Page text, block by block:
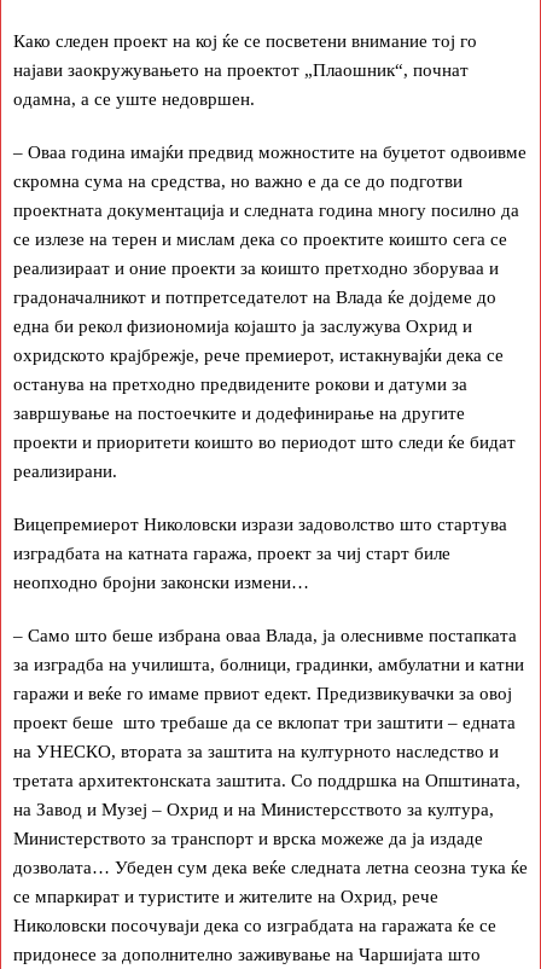
Како следен проект на кој ќе се посветени внимание тој го
најави заокружувањето на проектот „Плаошник“, почнат
одамна, а се уште недовршен.
– Оваа година имајќи предвид можностите на буџетот одвоивме
скромна сума на средства, но важно е да се до подготви
проектната документација и следната година многу посилно да
се излезе на терен и мислам дека со проектите коишто сега се
реализираат и оние проекти за коишто претходно зборуваа и
градоначалникот и потпретседателот на Влада ќе дојдеме до
една би рекол физиономија којашто ја заслужува Охрид и
охридското крајбрежје, рече премиерот, истакнувајќи дека се
останува на претходно предвидените рокови и датуми за
завршување на постоечките и додефинирање на другите
проекти и приоритети коишто во периодот што следи ќе бидат
реализирани.
Вицепремиерот Николовски изрази задоволство што стартува
изградбата на катната гаража, проект за чиј старт биле
неопходно бројни законски измени…
– Само што беше избрана оваа Влада, ја олеснивме постапката
за изградба на училишта, болници, градинки, амбулатни и катни
гаражи и веќе го имаме првиот едект. Предизвикувачки за овој
проект беше што требаше да се вклопат три заштити – едната
на УНЕСКО, втората за заштита на културното наследство и
третата архитектонската заштита. Со поддршка на Општината,
на Завод и Музеј – Охрид и на Министерсството за култура,
Министерството за транспорт и врска можеже да ја издаде
дозволата… Убеден сум дека веќе следната летна сеозна тука ќе
се мпаркират и туристите и жителите на Охрид, рече
Николовски посочуваји дека со изграбдата на гаражата ќе се
придонесе за дополнително заживување на Чаршијата што